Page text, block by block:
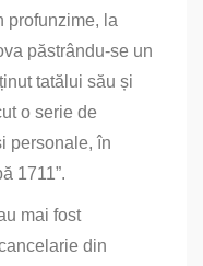
profunzime, la
păstrându‑se un
tatălui său și
o serie de
personale, în
1711”.
mai fost
din